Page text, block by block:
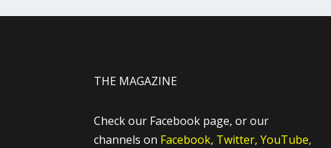
THE MAGAZINE
Check our Facebook page, or our
channels on Facebook, Twitter, YouTube,